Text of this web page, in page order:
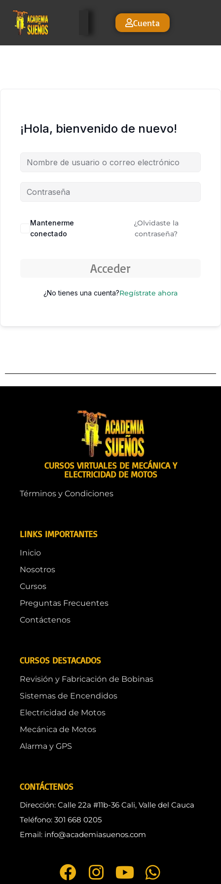
Cuenta
¡Hola, bienvenido de nuevo!
Mantenerme
conectado
¿Olvidaste la
contraseña?
Acceder
¿No tienes una cuenta?Regístrate ahora
CURSOS VIRTUALES DE MECÁNICA Y
ELECTRICIDAD DE MOTOS
Términos y Condiciones
LINKS IMPORTANTES
Inicio
Nosotros
Cursos
Preguntas Frecuentes
Contáctenos
CURSOS DESTACADOS
Revisión y Fabricación de Bobinas
Sistemas de Encendidos
Electricidad de Motos
Mecánica de Motos
Alarma y GPS
CONTÁCTENOS
Dirección: Calle 22a #11b-36 Cali, Valle del Cauca
Teléfono: 301 668 0205
Email: info@academiasuenos.com